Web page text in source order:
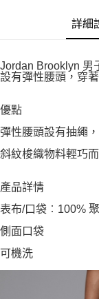
詳細
Jordan Brooklyn 男
設有彈性腰頭，穿著
優點
彈性腰頭設有抽繩
斜紋梭織物料輕巧而
產品詳情
表布/口袋︰100%
側面口袋
可機洗